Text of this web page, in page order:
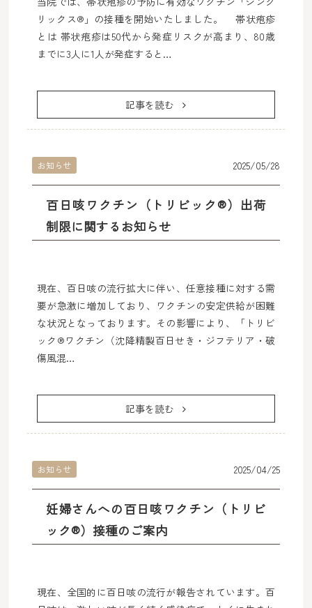
リックス®」の接種を開始いたしました。 帯状疱疹
とは 帯状疱疹は50代から発症リスクが高まり、80歳
までに3人に1人が発症すると…
記事を読む
百日咳ワクチン（トリビック®）出荷
制限に関するお知らせ
お知らせ 2025/05/28
現在、百日咳の流行拡大に伴い、任意接種に対する需
要が急激に増加しており、ワクチンの安定供給が困難
な状況となっております。その影響により、「トリビ
ック®ワクチン（沈降精製百日せき・ジフテリア・破
傷風混…
記事を読む
妊婦さんへの百日咳ワクチン（トリビ
ック®）接種のご案内
お知らせ 2025/04/25
現在、全国的に百日咳の流行が報告されています。百